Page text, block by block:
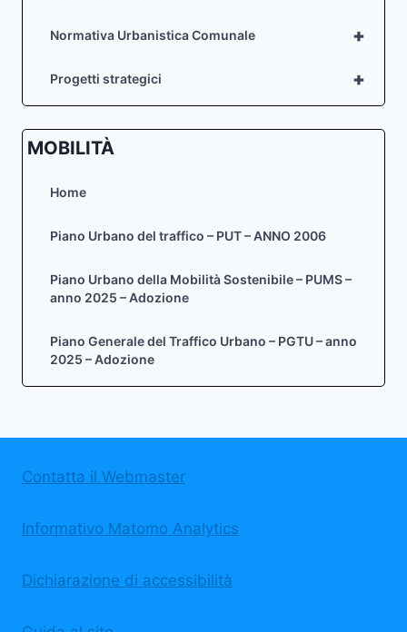
+
Normativa Urbanistica Comunale
+
Progetti strategici
MOBILITÀ
Home
Piano Urbano del traffico – PUT – ANNO 2006
Piano Urbano della Mobilità Sostenibile – PUMS –
anno 2025 – Adozione
Piano Generale del Traffico Urbano – PGTU – anno
2025 – Adozione
Contatta il Webmaster
Informativo Matomo Analytics
Dichiarazione di accessibilità